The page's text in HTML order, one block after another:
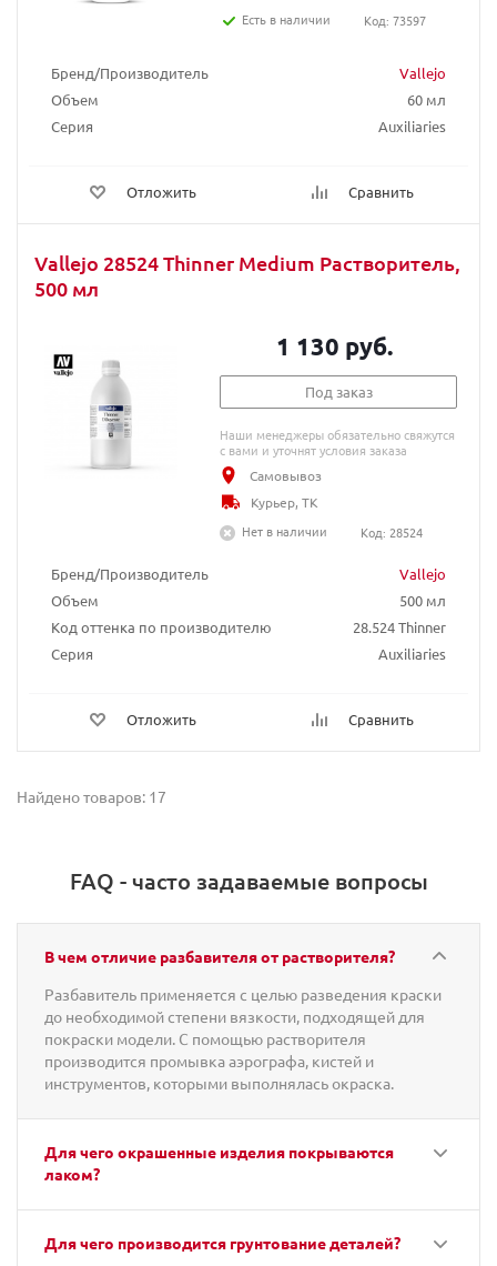
Бренд/Производитель
Vallejo
Объем
60 мл
Серия
Auxiliaries
Отложить Сравнить
Есть в наличии
Код: 73597
Vallejo 28524 Thinner Medium Растворитель,
500 мл
Бренд/Производитель
Vallejo
Объем
500 мл
Код оттенка по производителю
28.524 Thinner
Серия
Auxiliaries
Отложить Сравнить
1 130 руб.
Под заказ
Наши менеджеры обязательно свяжутся
с вами и уточнят условия заказа
Самовывоз
Курьер, ТК
Нет в наличии
Код: 28524
Найдено товаров: 17
FAQ - часто задаваемые вопросы
В чем отличие разбавителя от растворителя?
Разбавитель применяется с целью разведения краски
до необходимой степени вязкости, подходящей для
покраски модели. С помощью растворителя
производится промывка аэрографа, кистей и
инструментов, которыми выполнялась окраска.
Для чего окрашенные изделия покрываются
лаком?
Для чего производится грунтование деталей?